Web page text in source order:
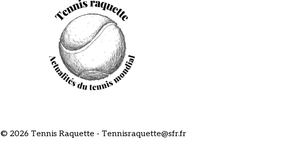
© 2026 Tennis Raquette - Tennisraquette@sfr.fr